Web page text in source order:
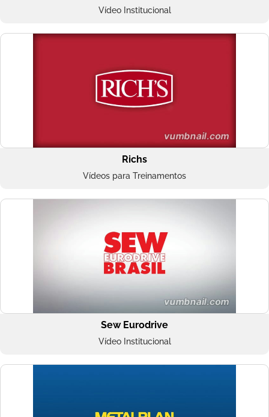
Vídeo Institucional
Richs
Vídeos para Treinamentos
Sew Eurodrive
Vídeo Institucional